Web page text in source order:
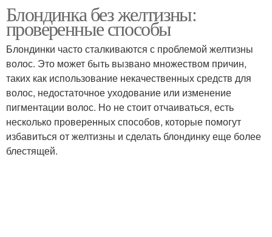
Уход за ногтями
Блондинка без желтизны:
проверенные способы
Блондинки часто сталкиваются с проблемой желтизны
волос. Это может быть вызвано множеством причин,
таких как использование некачественных средств для
волос, недостаточное уходование или изменение
пигментации волос. Но не стоит отчаиваться, есть
несколько проверенных способов, которые помогут
избавиться от желтизны и сделать блондинку еще более
блестящей.